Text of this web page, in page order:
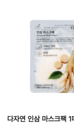
다자연 인삼 마스크팩 1